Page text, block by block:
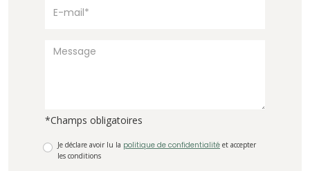
*Champs obligatoires
Je déclare avoir lu la politique de confidentialité et accepter
les conditions